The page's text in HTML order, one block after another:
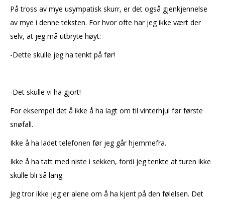
På tross av mye usympatisk skurr, er det også gjenkjennelse
av mye i denne teksten. For hvor ofte har jeg ikke vært der
selv, at jeg må utbryte høyt:
-Dette skulle jeg ha tenkt på før!
-Det skulle vi ha gjort!
For eksempel det å ikke å ha lagt om til vinterhjul før første
snøfall.
Ikke å ha ladet telefonen før jeg går hjemmefra.
Ikke å ha tatt med niste i sekken, fordi jeg tenkte at turen ikke
skulle bli så lang.
Jeg tror ikke jeg er alene om å ha kjent på den følelsen. Det